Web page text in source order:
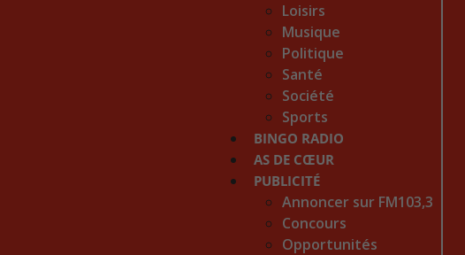
Loisirs
Musique
Politique
Santé
Société
Sports
BINGO RADIO
AS DE CŒUR
PUBLICITÉ
Annoncer sur FM103,3
Concours
Opportunités